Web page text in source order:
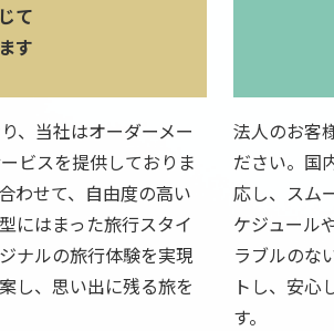
て
す
、当社はオーダーメー
ビスを提供しておりま
わせて、自由度の高い
にはまった旅行スタイ
ナルの旅行体験を実現
し、思い出に残る旅を
法人のお客
ださい。国
応し、スム
ケジュール
ラブルのな
トし、安心
す。